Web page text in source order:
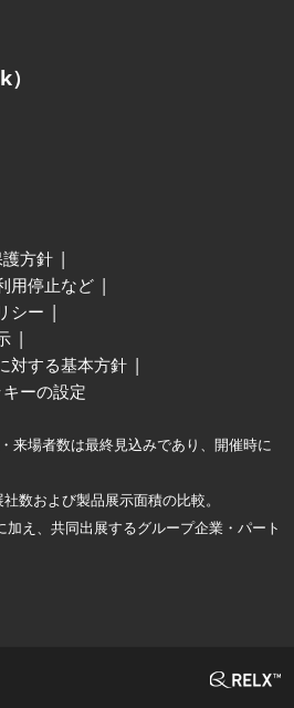
方針
用停止など
シー
対する基本方針
キーの設定
来場者数は最終見込みであり、開催時に
数および製品展示面積の比較。
え、共同出展するグループ企業・パート